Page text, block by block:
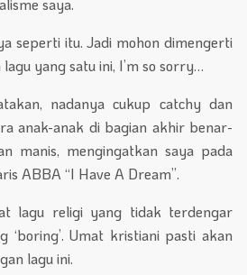
saya.
seperti itu. Jadi mohon dimengerti
yang satu ini, I’m so sorry…
nadanya cukup catchy dan
anak-anak di bagian akhir benar-
manis, mengingatkan saya pada
ABBA “I Have A Dream”.
lagu religi yang tidak terdengar
‘boring’. Umat kristiani pasti akan
lagu ini.